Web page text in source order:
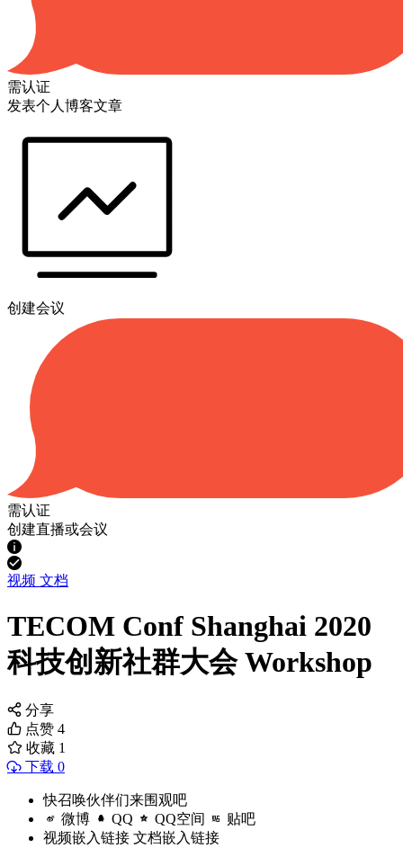
需认证
发表个人博客文章
创建会议
需认证
创建直播或会议
视频 文档
TECOM Conf Shanghai 2020
科技创新社群大会 Workshop
分享
点赞 4
收藏 1
下载 0
快召唤伙伴们来围观吧
微博 QQ QQ空间 贴吧
视频嵌入链接 文档嵌入链接